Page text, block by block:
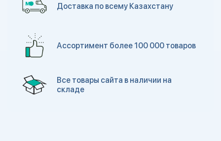
Доставка по всему Казахстану
Ассортимент более 100 000 товаров
Все товары сайта в наличии на
складе